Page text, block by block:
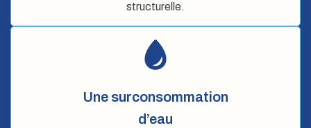
structurelle.
Une surconsommation
d’eau